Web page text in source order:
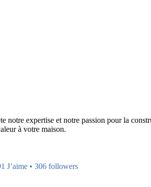
expertise et notre passion pour la
à votre maison.
J’aime • 306 followers